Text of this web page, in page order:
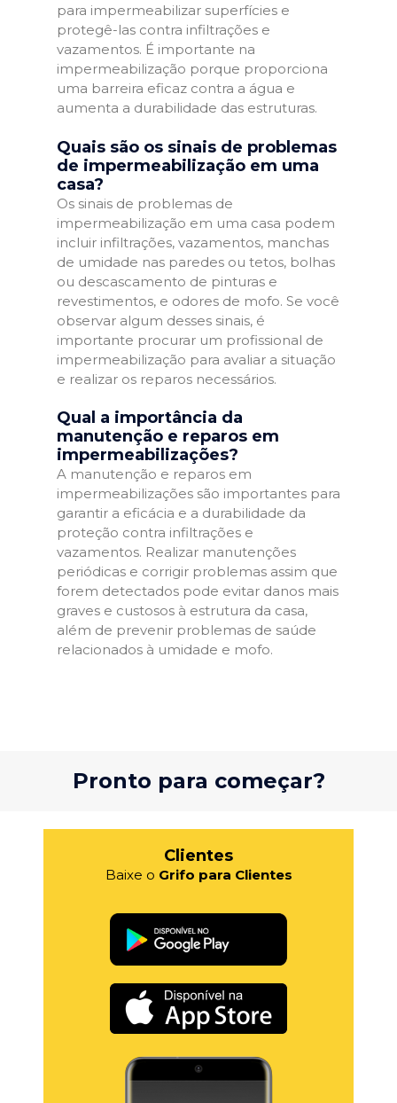
para impermeabilizar superfícies e
protegê-las contra infiltrações e
vazamentos. É importante na
impermeabilização porque proporciona
uma barreira eficaz contra a água e
aumenta a durabilidade das estruturas.
Quais são os sinais de problemas
de impermeabilização em uma
casa?
Os sinais de problemas de
impermeabilização em uma casa podem
incluir infiltrações, vazamentos, manchas
de umidade nas paredes ou tetos, bolhas
ou descascamento de pinturas e
revestimentos, e odores de mofo. Se você
observar algum desses sinais, é
importante procurar um profissional de
impermeabilização para avaliar a situação
e realizar os reparos necessários.
Qual a importância da
manutenção e reparos em
impermeabilizações?
A manutenção e reparos em
impermeabilizações são importantes para
garantir a eficácia e a durabilidade da
proteção contra infiltrações e
vazamentos. Realizar manutenções
periódicas e corrigir problemas assim que
forem detectados pode evitar danos mais
graves e custosos à estrutura da casa,
além de prevenir problemas de saúde
relacionados à umidade e mofo.
Pronto para começar?
Clientes
Baixe o Grifo para Clientes